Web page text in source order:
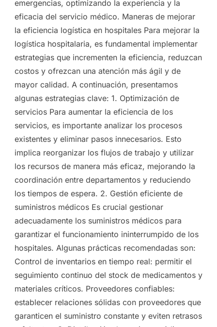
emergencias, optimizando la experiencia y la
eficacia del servicio médico. Maneras de mejorar
la eficiencia logística en hospitales Para mejorar la
logística hospitalaria, es fundamental implementar
estrategias que incrementen la eficiencia, reduzcan
costos y ofrezcan una atención más ágil y de
mayor calidad. A continuación, presentamos
algunas estrategias clave: 1. Optimización de
servicios Para aumentar la eficiencia de los
servicios, es importante analizar los procesos
existentes y eliminar pasos innecesarios. Esto
implica reorganizar los flujos de trabajo y utilizar
los recursos de manera más eficaz, mejorando la
coordinación entre departamentos y reduciendo
los tiempos de espera. 2. Gestión eficiente de
suministros médicos Es crucial gestionar
adecuadamente los suministros médicos para
garantizar el funcionamiento ininterrumpido de los
hospitales. Algunas prácticas recomendadas son:
Control de inventarios en tiempo real: permitir el
seguimiento continuo del stock de medicamentos y
materiales críticos. Proveedores confiables:
establecer relaciones sólidas con proveedores que
garanticen el suministro constante y eviten retrasos